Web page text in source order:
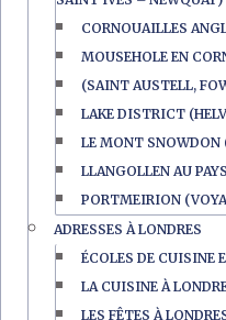
CORNOUAILLES
MOUSEHOLE EN
(SAINT AUSTELL,
LAKE DISTRICT
LE MONT SNOWDON
LLANGOLLEN AU
PORTMEIRION
ADRESSES À LONDRES
ÉCOLES DE CUISINE
LA CUISINE À
LES FÊTES À